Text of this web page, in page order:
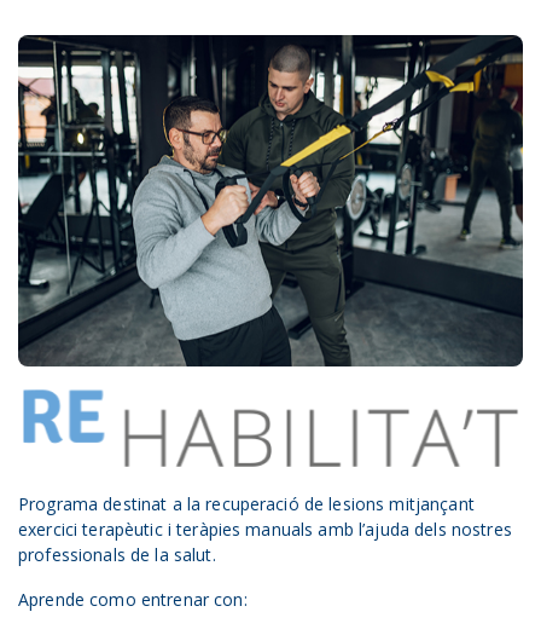
Programa destinat a la recuperació de lesions mitjançant
exercici terapèutic i teràpies manuals amb l’ajuda dels nostres
professionals de la salut.
Aprende como entrenar con: